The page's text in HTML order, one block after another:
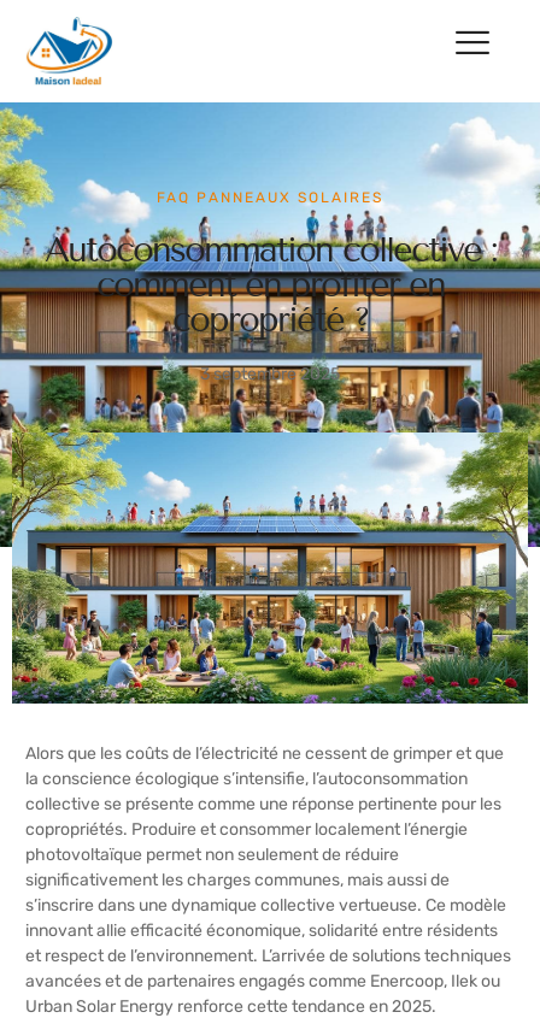
FAQ PANNEAUX SOLAIRES
Autoconsommation collective :
comment en profiter en
copropriété ?
3 septembre 2025
Alors que les coûts de l’électricité ne cessent de grimper et que
la conscience écologique s’intensifie, l’autoconsommation
collective se présente comme une réponse pertinente pour les
copropriétés. Produire et consommer localement l’énergie
photovoltaïque permet non seulement de réduire
significativement les charges communes, mais aussi de
s’inscrire dans une dynamique collective vertueuse. Ce modèle
innovant allie efficacité économique, solidarité entre résidents
et respect de l’environnement. L’arrivée de solutions techniques
avancées et de partenaires engagés comme Enercoop, Ilek ou
Urban Solar Energy renforce cette tendance en 2025.